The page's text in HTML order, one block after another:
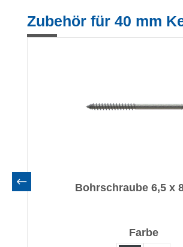
Produktgalerie überspringen
Zubehör für 40 mm
Farbe